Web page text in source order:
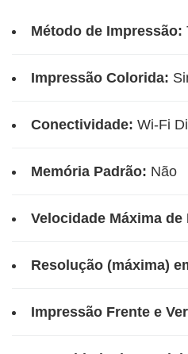
Método de Impressão:
Impressão Colorida:
Conectividade: Wi-Fi
Memória Padrão: Não
Velocidade Máxima de
Resolução (máxima)
Impressão Frente e